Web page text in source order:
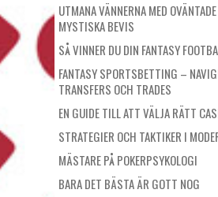
UTMANA VÄNNERNA MED
MYSTISKA BEVIS
SÅ VINNER DU DIN FANTASY
FANTASY SPORTSBETTING –
TRANSFERS OCH TRADES
EN GUIDE TILL ATT VÄLJA RÄTT
STRATEGIER OCH TAKTIKER I
MÄSTARE PÅ POKERPSYKOLOGI
BARA DET BÄSTA ÄR GOTT NOG